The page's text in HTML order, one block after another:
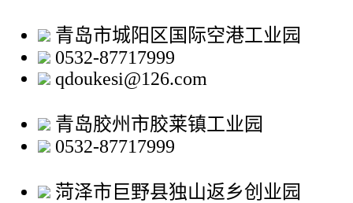
青岛市城阳区国际空港工业园
0532-87717999
qdoukesi@126.com
青岛胶州市胶莱镇工业园
0532-87717999
菏泽市巨野县独山返乡创业园